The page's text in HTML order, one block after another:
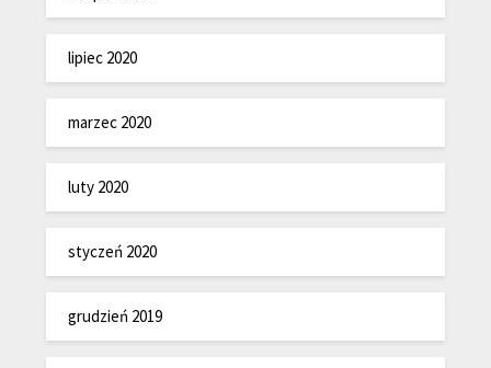
lipiec 2020
marzec 2020
luty 2020
styczeń 2020
grudzień 2019